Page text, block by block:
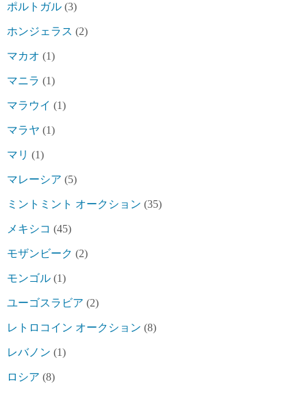
ポルトガル (3)
ホンジェラス (2)
マカオ (1)
マニラ (1)
マラウイ (1)
マラヤ (1)
マリ (1)
マレーシア (5)
ミントミント オークション (35)
メキシコ (45)
モザンビーク (2)
モンゴル (1)
ユーゴスラビア (2)
レトロコイン オークション (8)
レバノン (1)
ロシア (8)